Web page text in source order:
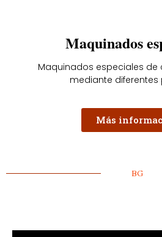
Maquinados
Maquinados especiales de
mediante diferentes
Más
BG